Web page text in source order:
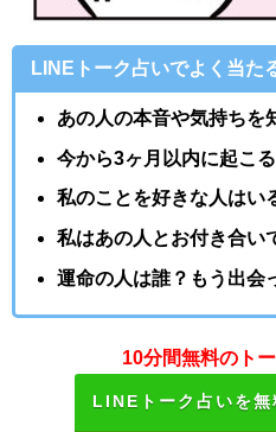
LINEトーク占いでよく当た
あの人の本音や気持ちを
今から3ヶ月以内に起こ
私のことを好きな人はい
私はあの人とお付き合い
運命の人は誰？もう出会
10分間無料のト
LINEトーク占いを無